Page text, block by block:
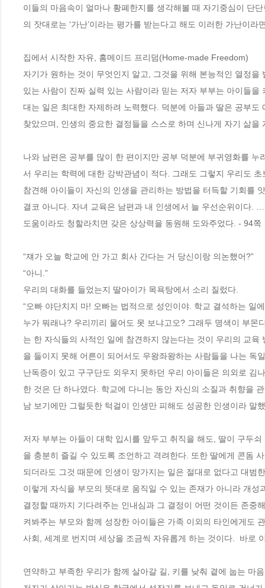
이들의 마음속이 얼마나 황폐한지를 생각해볼 때 자기중심이 단
의 잣대로는 ‘가난’이라는 평가를 받는다고 해도 이러한 가난이라
집에서 시작한 자유, 홈메이드 프리덤(Home-made Freedom)
자기가 원하는 것이 무엇인지 알고, 그것을 위해 본능적인 열정
있는 사람이 진짜 실력 있는 사람이라 믿는 저자 부부는 아이들
대는 일은 최대한 자제하려 노력했다. 덕분에 아들과 딸은 공부
찾았으며, 인생의 중요한 결정들을 스스로 하며 신나게 자기 삶
나와 남편은 공부를 많이 한 편이지만 공부 덕분에 부귀영화를
서 우리는 학력에 대한 강박관념이 적다. 그래도 그렇지 우리도
참견해 아이들이 자신의 인생을 관리하는 방법을 터득할 기회
결코 아니다. 자녀 교육은 남편과 내 인생에서 늘 우선순위이다.
도움이라도 청할라치면 갖은 상상력을 동원해 도와주었다. - 94쪽
“쟤가 오늘 학교에 안 가고 회사 간다는 거 당신이랑 의논했어?”
“아니.”
우리의 대화를 들었는지 딸아이가 목욕탕에서 소리 질렀다.
“오빠 야단치지 마! 오빠는 법적으로 성인이야. 학교 결석하는 일
누가 뭐래나? 우리끼리 물어도 못 보냐고오? 그래두 명색이 부
는 한 자식들의 사적인 일에 참견하지 않는다는 것이 우리의 교
을 들이지 못해 어른이 되어서도 우왕좌왕하는 사람들을 나는
난독증이 있고 구구단도 외우지 못하던 우리 아이들은 의외로 김
한 것은 단 하나였다. 학교에 다니는 동안 자신의 소질과 취향을
남 보기에만 그럴듯한 턱걸이 인생만 피해도 성공한 인생이라 말
저자 부부는 아들이 대학 입시를 앞두고 취직을 해도, 딸이 구두
을 충분히 즐길 수 있도록 조언하고 격려한다. 또한 딸에게 콘돔
되더라도 그것 때문에 인생이 망가지는 일은 절대로 없다고 대범
이렇게 자식을 부모의 뜻대로 움직일 수 있는 존재가 아니라 개
결정할 때까지 기다려주는 인내심과 그 결정이 어떤 것이든 존중
켜봐주는 부모와 함께 성장한 아이들은 가족 이외의 타인에게도
사회, 세계로 번지며 세상을 조금씩 자유롭게 하는 것이다.  바
연약하고 부족한 우리가 함께 살아갈 길, 키를 낮춰 곁에 눕는 마